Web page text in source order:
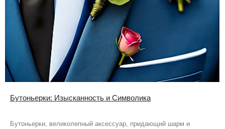
Бутоньерки: Изысканность и Символика
Бутоньерки, великолепный аксессуар, придающий шарм и